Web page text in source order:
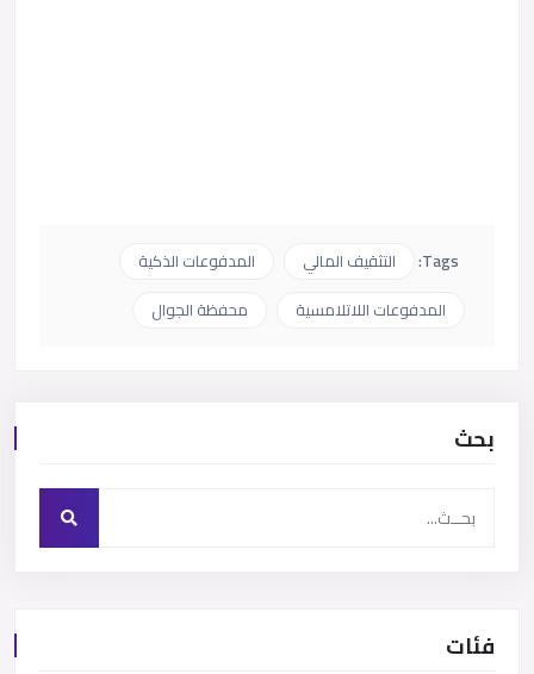
Tags: التثقيف المالي
المدفوعات الذكية
المدفوعات اللاتلامسية
محفظة الجوال
بحث
فئات